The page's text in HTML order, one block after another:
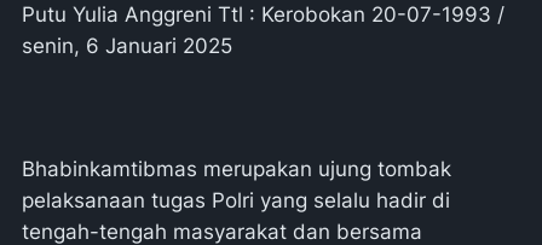
Putu Yulia Anggreni Ttl : Kerobokan 20-07-1993 /
senin, 6 Januari 2025
Bhabinkamtibmas merupakan ujung tombak
pelaksanaan tugas Polri yang selalu hadir di
tengah-tengah masyarakat dan bersama